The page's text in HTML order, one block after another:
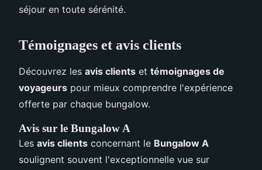
séjour en toute sérénité.
Témoignages et avis clients
Découvrez les avis clients et témoignages de
voyageurs pour mieux comprendre l'expérience
offerte par chaque bungalow.
Avis sur le Bungalow A
Les avis clients concernant le Bungalow A
soulignent souvent l'exceptionnelle vue sur